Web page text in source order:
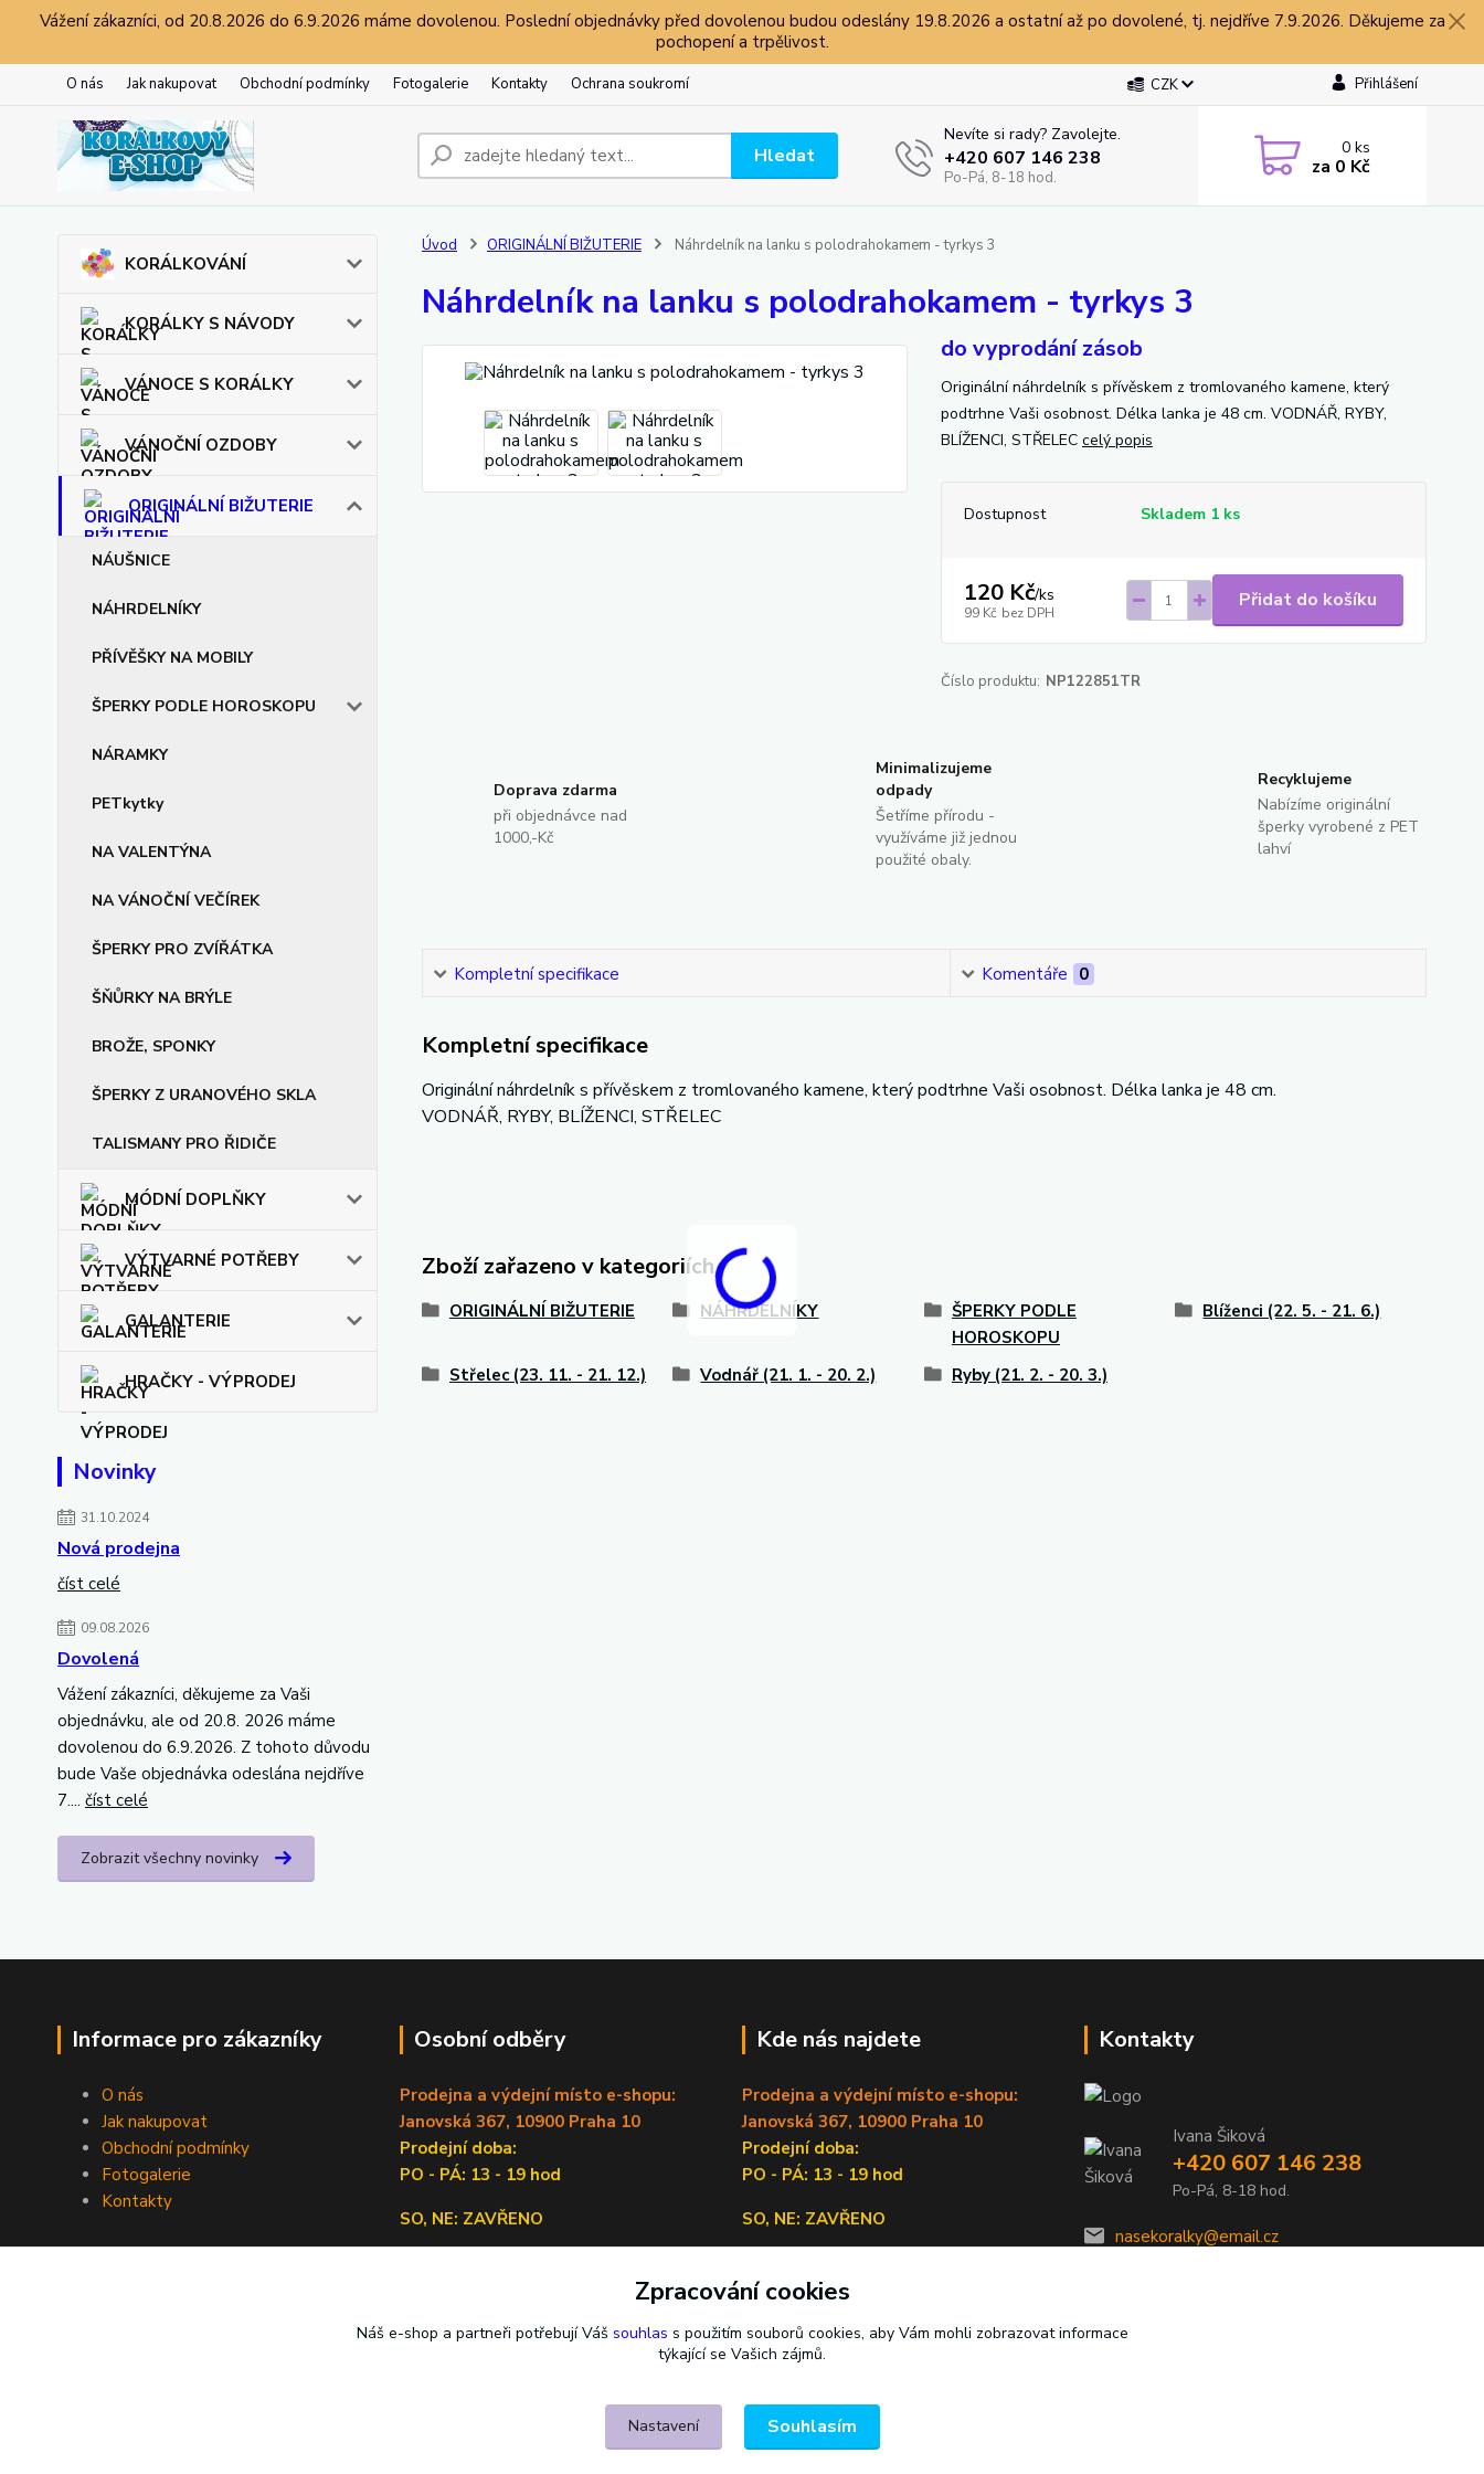
Vážení zákazníci, od 20.8.2026 do 6.9.2026 máme dovolenou. Poslední objednávky před dovolenou budou odeslány 19.8.2026 a ostatní až po dovolené, tj. nejdříve 7.9.2026. Děkujeme za
pochopení a trpělivost.
O nás Jak nakupovat Obchodní podmínky Fotogalerie Kontakty Ochrana soukromí CZK Přihlášení
Hledat
Nevíte si rady? Zavolejte.
+420 607 146 238
Po-Pá, 8-18 hod.
0ks
za 0 Kč
KORÁLKOVÁNÍ
KORÁLKY S NÁVODY
VÁNOCE S KORÁLKY
VÁNOČNÍ OZDOBY
ORIGINÁLNÍ BIŽUTERIE
NÁUŠNICE
NÁHRDELNÍKY
PŘÍVĚŠKY NA MOBILY
ŠPERKY PODLE HOROSKOPU
NÁRAMKY
PETkytky
NA VALENTÝNA
NA VÁNOČNÍ VEČÍREK
ŠPERKY PRO ZVÍŘÁTKA
ŠŇŮRKY NA BRÝLE
BROŽE, SPONKY
ŠPERKY Z URANOVÉHO SKLA
TALISMANY PRO ŘIDIČE
MÓDNÍ DOPLŇKY
VÝTVARNÉ POTŘEBY
GALANTERIE
HRAČKY - VÝPRODEJ
Novinky
31.10.2024
Nová prodejna
číst celé
09.08.2026
Dovolená
Vážení zákazníci, děkujeme za Vaši
objednávku, ale od 20.8. 2026 máme
dovolenou do 6.9.2026. Z tohoto důvodu
bude Vaše objednávka odeslána nejdříve
7.... číst celé
Zobrazit všechny novinky
Úvod ORIGINÁLNÍ BIŽUTERIE Náhrdelník na lanku s polodrahokamem - tyrkys 3
Náhrdelník na lanku s polodrahokamem - tyrkys 3
do vyprodání zásob
Originální náhrdelník s přívěskem z tromlovaného kamene, který
podtrhne Vaši osobnost. Délka lanka je 48 cm. VODNÁŘ, RYBY,
BLÍŽENCI, STŘELEC celý popis
Dostupnost Skladem 1 ks
120 Kč/ks
99 Kč bez DPH
Přidat do košíku
Číslo produktu: NP122851TR
Doprava zdarma
při objednávce nad
1000,-Kč
Minimalizujeme
odpady
Šetříme přírodu -
využíváme již jednou
použité obaly.
Recyklujeme
Nabízíme originální
šperky vyrobené z PET
lahví
Kompletní specifikace Komentáře 0
Kompletní specifikace
Originální náhrdelník s přívěskem z tromlovaného kamene, který podtrhne Vaši osobnost. Délka lanka je 48 cm.
VODNÁŘ, RYBY, BLÍŽENCI, STŘELEC
Zboží zařazeno v kategoriích
ORIGINÁLNÍ BIŽUTERIE NÁHRDELNÍKY
ŠPERKY PODLE
HOROSKOPU
Blíženci (22. 5. - 21. 6.)
Střelec (23. 11. - 21. 12.) Vodnář (21. 1. - 20. 2.) Ryby (21. 2. - 20. 3.)
Informace pro zákazníky
O nás
Jak nakupovat
Obchodní podmínky
Fotogalerie
Kontakty
Osobní odběry
Prodejna a výdejní místo e-shopu:
Janovská 367, 10900 Praha 10
Prodejní doba:
PO - PÁ: 13 - 19 hod
SO, NE: ZAVŘENO
Kde nás najdete
Prodejna a výdejní místo e-shopu:
Janovská 367, 10900 Praha 10
Prodejní doba:
PO - PÁ: 13 - 19 hod
SO, NE: ZAVŘENO
Lečkova 1519/9, 14900 Praha 4
Kontakty
Ivana Šiková
+420 607 146 238
Po-Pá, 8-18 hod.
nasekoralky@email.cz
Zpracování cookies
Náš e-shop a partneři potřebují Váš souhlas s použitím souborů cookies, aby Vám mohli zobrazovat informace
týkající se Vašich zájmů.
Nastavení Souhlasím